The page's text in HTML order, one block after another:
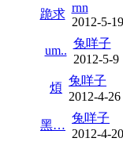
跪求 rnn
2012-5-19
um..
兔咩子
2012-5-9
煩
兔咩子
2012-4-26
黑…
兔咩子
2012-4-20